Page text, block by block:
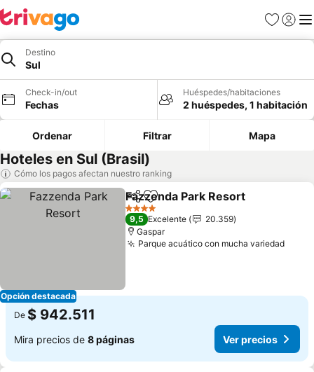
Favoritos
Iniciar
Destino
Sul
Check-in/out
Fechas
Huéspedes/habitaciones
2 huéspedes, 1 habitación
Ordenar Filtrar Mapa
Hoteles en Sul (Brasil)
Cómo los pagos afectan nuestro ranking
Opción destacada
CompartirAgregar a favoritos
Fazzenda Park Resort
4 Estrellas
9,5 Excelente
20.359
Gaspar
Parque acuático con mucha variedad
De $ 942.511
Mira precios de 8 páginas Ver precios